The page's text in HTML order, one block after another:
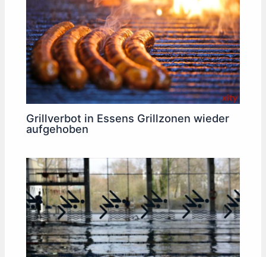
Grillverbot in Essens Grillzonen wieder
aufgehoben